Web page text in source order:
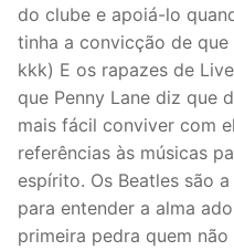
do clube e apoiá-lo
tinha a convicção de que
kkk) E os rapazes de
que Penny Lane diz que
mais fácil conviver com
referências às músicas
espírito. Os Beatles são
para entender a alma
primeira pedra quem